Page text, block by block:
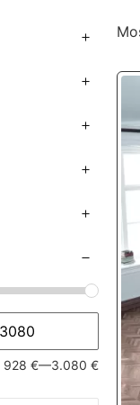
928 €—3.080 €